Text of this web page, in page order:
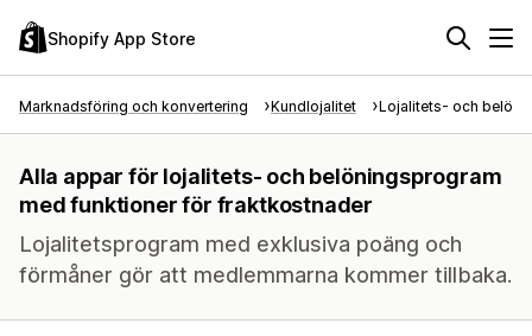
Shopify App Store
Marknadsföring och konvertering Kundlojalitet Lojalitets- och
Alla appar för lojalitets- och belöningsprogram
med funktioner för fraktkostnader
Lojalitetsprogram med exklusiva poäng och
förmåner gör att medlemmarna kommer tillbaka.